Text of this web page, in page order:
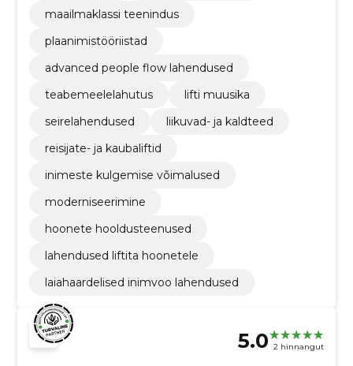
maailmaklassi teenindus
plaanimistööriistad
advanced people flow lahendused
teabemeelelahutus
lifti muusika
seirelahendused
liikuvad- ja kaldteed
reisijate- ja kaubaliftid
inimeste kulgemise võimalused
moderniseerimine
hoonete hooldusteenused
lahendused liftita hoonetele
laiahaardelised inimvoo lahendused
5.0 2 hinnangut